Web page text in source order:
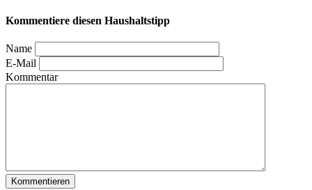
Kommentiere diesen Haushaltstipp
Name
E-Mail
Kommentar